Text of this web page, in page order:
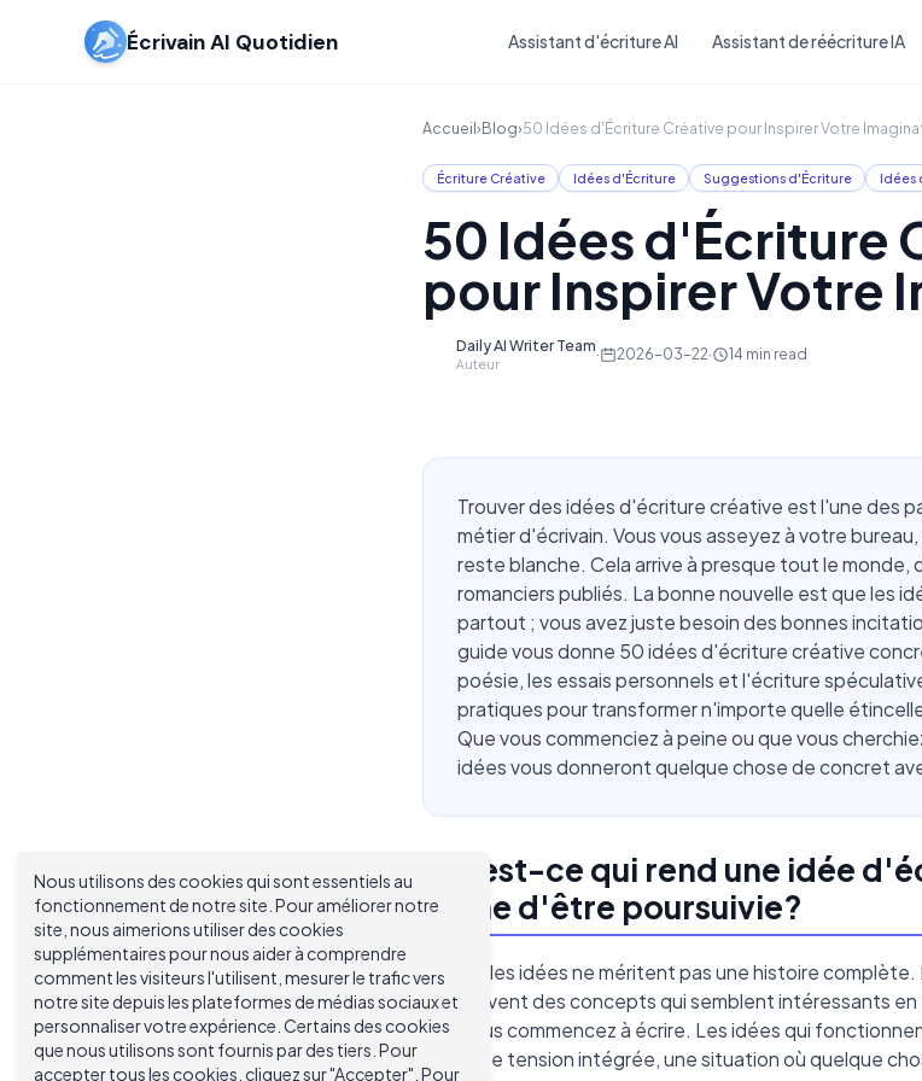
Écrivain AI Quotidien Assistant d'écriture AI Assistant de réécriture IA
Accueil›Blog›50 Idées d'Écriture Créative pour Inspirer Votre
Écriture Créative Idées d'Écriture Suggestions d'Écriture Idées
50 Idées d'Écriture
pour Inspirer Votre
Daily AI Writer Team
Auteur
· 2026-03-22· 14 min read
Trouver des idées d'écriture créative est l'une des
métier d'écrivain. Vous vous asseyez à votre
reste blanche. Cela arrive à presque tout le monde,
romanciers publiés. La bonne nouvelle est que les
partout ; vous avez juste besoin des bonnes
guide vous donne 50 idées d'écriture créative
poésie, les essais personnels et l'écriture
pratiques pour transformer n'importe quelle
Que vous commenciez à peine ou que vous
idées vous donneront quelque chose de concret
Qu'est-ce qui rend une idée
digne d'être poursuivie?
Toutes les idées ne méritent pas une histoire complète.
poursuivent des concepts qui semblent intéressants
que vous commencez à écrire. Les idées qui
avec une tension intégrée, une situation où quelque
Nous utilisons des cookies qui sont essentiels au
fonctionnement de notre site. Pour améliorer notre
site, nous aimerions utiliser des cookies
supplémentaires pour nous aider à comprendre
comment les visiteurs l'utilisent, mesurer le trafic vers
notre site depuis les plateformes de médias sociaux et
personnaliser votre expérience. Certains des cookies
que nous utilisons sont fournis par des tiers. Pour
accepter tous les cookies, cliquez sur "Accepter". Pour